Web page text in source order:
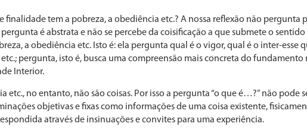
finalidade tem a pobreza, a obediência etc.? A nossa reflexão não pergunta
é abstrata e não se percebe da coisificação a que submete o sentido
a obediência etc. Isto é: ela pergunta qual é o vigor, qual é o inter-esse
pergunta, isto é, busca uma compreensão mais con­creta do
Interior.
etc., no entanto, não são coi­sas. Por isso a pergunta “o que é…?” não pode
objetivas e fixas como informações de uma coisa existente,
através de insinuações e convites para uma experiência.